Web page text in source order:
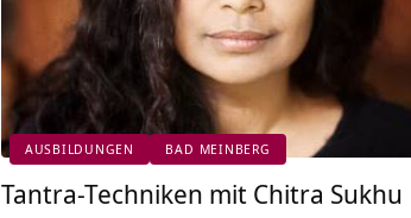
AUSBILDUNGEN BAD MEINBERG
Tantra-Techniken mit Chitra Sukhu